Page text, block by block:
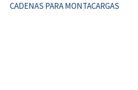
CADENAS PARA MONTACARGAS